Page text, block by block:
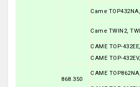
Came
Came TWIN2,
CAME TOP-
CAME TOP-
868.350
CAME